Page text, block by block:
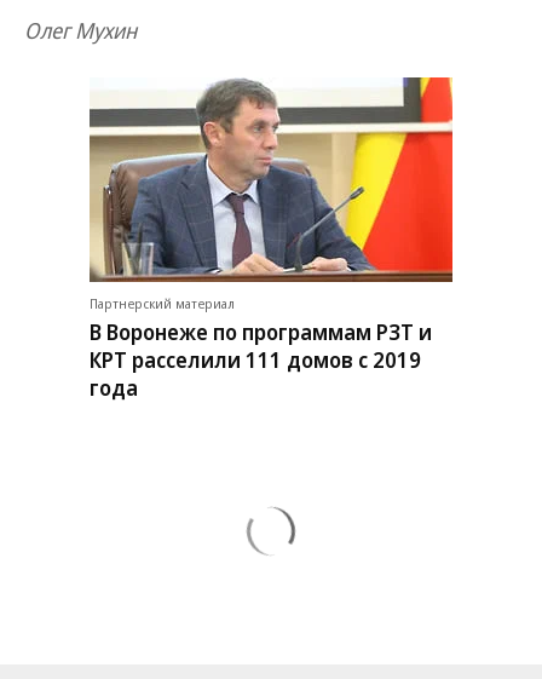
Олег Мухин
Партнерский материал
В Воронеже по программам РЗТ и
КРТ расселили 111 домов с 2019
года